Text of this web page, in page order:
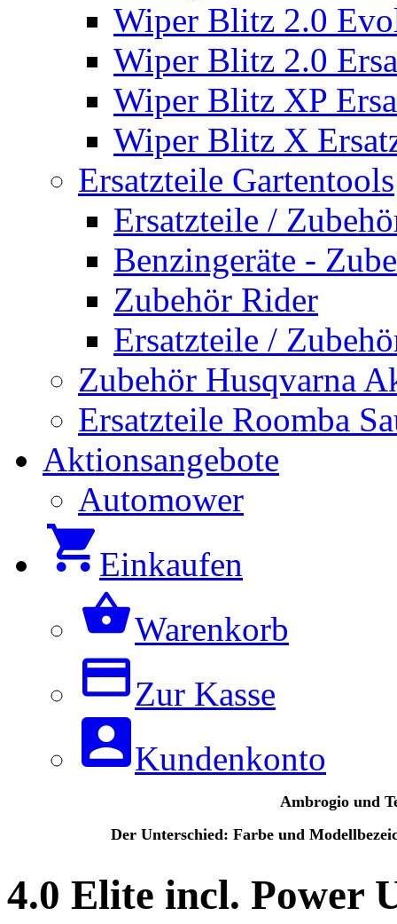
Wiper Blitz 2.0
Wiper Blitz 2.0
Wiper Blitz XP
Wiper Blitz X
Ersatzteile Gartentools
Ersatzteile /
Benzingeräte -
Zubehör Rider
Ersatzteile /
Zubehör Husqvarna
Ersatzteile Roomba
Aktionsangebote
Automower
Einkaufen
Warenkorb
Zur Kasse
Kundenkonto
Ambrogio und
Der Unterschied: Farbe und
4.0 Elite incl. Power